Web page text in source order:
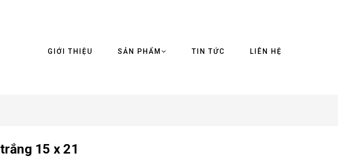
GIỚI THIỆU SẢN PHẨM TIN TỨC LIÊN HỆ
15 x 21